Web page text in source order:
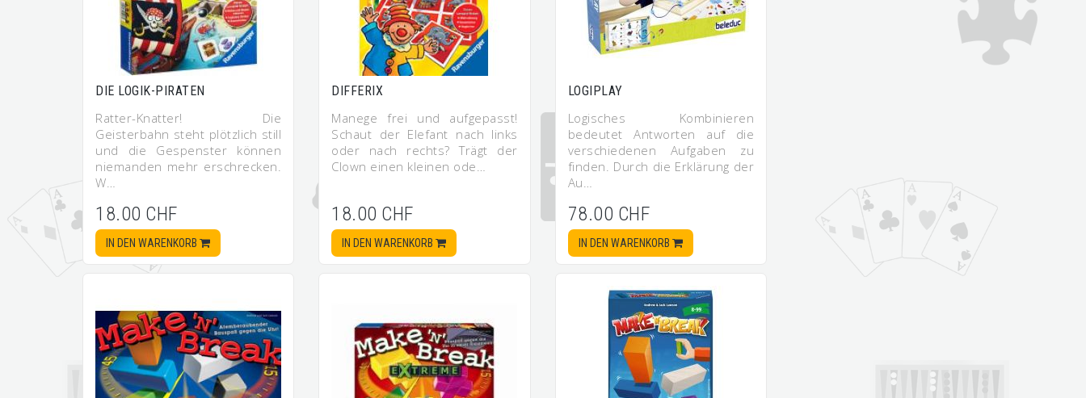
DIE LOGIK-PIRATEN
Ratter-Knatter! Die
Geisterbahn steht plötzlich still
und die Gespenster können
niemanden mehr erschrecken.
W…
18.00 CHF
IN DEN WARENKORB
DIFFERIX
Manege frei und aufgepasst!
Schaut der Elefant nach links
oder nach rechts? Trägt der
Clown einen kleinen ode…
18.00 CHF
IN DEN WARENKORB
LOGIPLAY
Logisches Kombinieren
bedeutet Antworten auf die
verschiedenen Aufgaben zu
finden. Durch die Erklärung der
Au…
78.00 CHF
IN DEN WARENKORB